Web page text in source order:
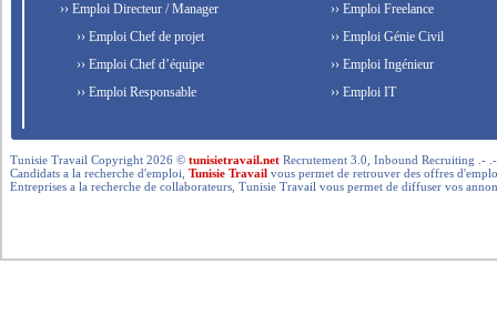
›› Emploi Directeur / Manager
›› Emploi Chef de projet
›› Emploi Chef d’équipe
›› Emploi Responsable
›› Emploi Freelance
›› Emploi Génie Civil
›› Emploi Ingénieur
›› Emploi IT
Tunisie Travail Copyright 2026 ©tunisietravail.net Recrutement 3.0, Inbound Recruiting .-
Candidats a la recherche d'emploi,Tunisie Travail vous permet de retrouver des offres
Entreprises a la recherche de collaborateurs, Tunisie Travail vous permet de diffuser vos